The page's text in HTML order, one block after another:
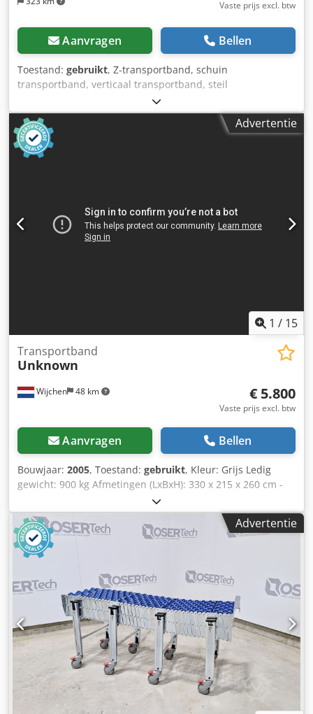
Vaste prijs excl. btw
Aanvragen Bellen
Toestand: gebruikt, Z-transportband, schuin
transportband, verticaal transportband, steil
transportband, transportband met MTF-technologie, type
NL-LD 120 Machine-nr.: 27237 Bouwjaar 2014 Transport
snelheid: 6 m/min. Transport hoogte: ca. 1800 mm
(onderkant transportband) Transport breedte: 410 mm
Afstand tussen de meeneemstukken: elke 300 mm Hoogte
Transporthelling traploos verstelbaar - Rubber
transportband met transportvleugels (meeneemstukken)
en zijdelingse golfvormige rand - Afdekplaten kunnen
Advertentie
1 / 15
Wijchen 48 km
Transportband
Unknown
€ 5.800
Vaste prijs excl. btw
Aanvragen Bellen
Bouwjaar: 2005, Toestand: gebruikt, Kleur: Grijs Ledig
gewicht: 900 kg Afmetingen (LxBxH): 330 x 215 x 260 cm -
Bouwjaar: 2005 - Documentatie aanwezig: Nee Djdpfezlc
Niex Aifekr - CE certificaat aanwezig: Nee - Automatisch
uitvoersysteem aanwezig: Ja - Doorvoersnelheid: Variabel -
Heftafel aanwezig: Ja - Max. uitvoerlengte [mm]: 3100 -
Max. uitvoerbreedte [mm]: 220 - Automatisch
invoersysteem aanwezig: Ja - Max. invoerlengte [mm]: 3100
- Max. invoerbreedte [mm]: 220 - Voltage [V]: 400 -
Transportafmetingen: 3300mm x 2150mm x 2600mm (l x b
x h) - Transportgewicht [kg]: 900kg - Transportcolli [st.]: 1
Financiële informatie BTW: De getoonde prijs is exclusief
BTW BTW/marge: BTW verrekenbaar voor ondernemers
Levering en inruil altijd mogelijk van alles in de industriële
sectoren Yorick Diebels
Advertentie